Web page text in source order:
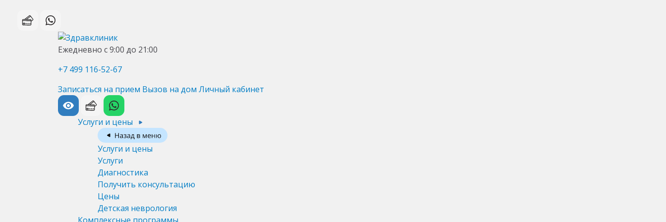
Ежедневно с 9:00 до 21:00
+7 499 116-52-67
Записаться на прием Вызов на дом Личный кабинет
Услуги и цены
Услуги и цены
Услуги
Диагностика
Получить консультацию
Цены
Детская неврология